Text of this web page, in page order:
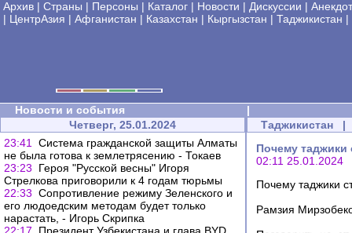
Архив | Страны | Персоны | Каталог | Новости | Дискуссии |
| ЦентрАзия | Афганистан | Казахстан | Кыргызстан | Таджикистан |
Новости и события
|
Четверг, 25.01.2024
23:41
Система гражданской защиты Алматы
не была готова к землетрясению - Токаев
23:23
Героя "Русской весны" Игоря
Стрелкова приговорили к 4 годам тюрьмы
22:33 Сопротивление режиму Зеленского и
его людоедским методам будет только
нарастать, - Игорь Скрипка
Таджикистан |
Почему таджики
02:11 25.01.2024
Почему таджики
Рамзия